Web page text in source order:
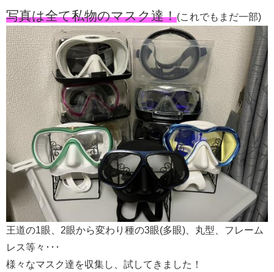
写真は全て私物のマスク達！(これでもまだ一部)
王道の1眼、2眼から変わり種の3眼(多眼)、丸型、フレーム
レス等々･･･
様々なマスク達を収集し、試してきました！